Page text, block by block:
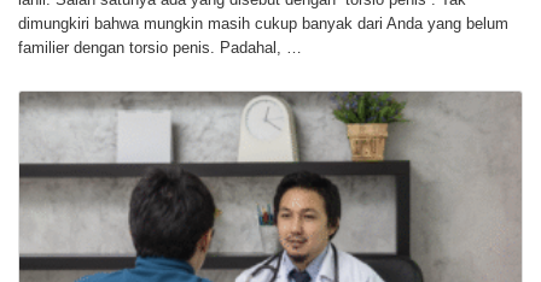
dimungkiri bahwa mungkin masih cukup banyak dari Anda yang belum
familier dengan torsio penis. Padahal, …